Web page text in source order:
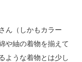
ん（しかもカラー
や紬の着物を揃えて
ような着物とは少し